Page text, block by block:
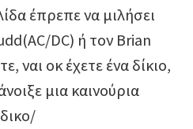
έπρεπε να μιλήσει
DC) ή τον Brian
ναι οκ έχετε ένα δίκιο,
μια καινούρια